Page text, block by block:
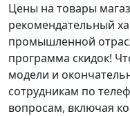
Цены на товары
рекомендательный
промышленной
программа скидок!
модели и
сотрудникам по
вопросам, включая